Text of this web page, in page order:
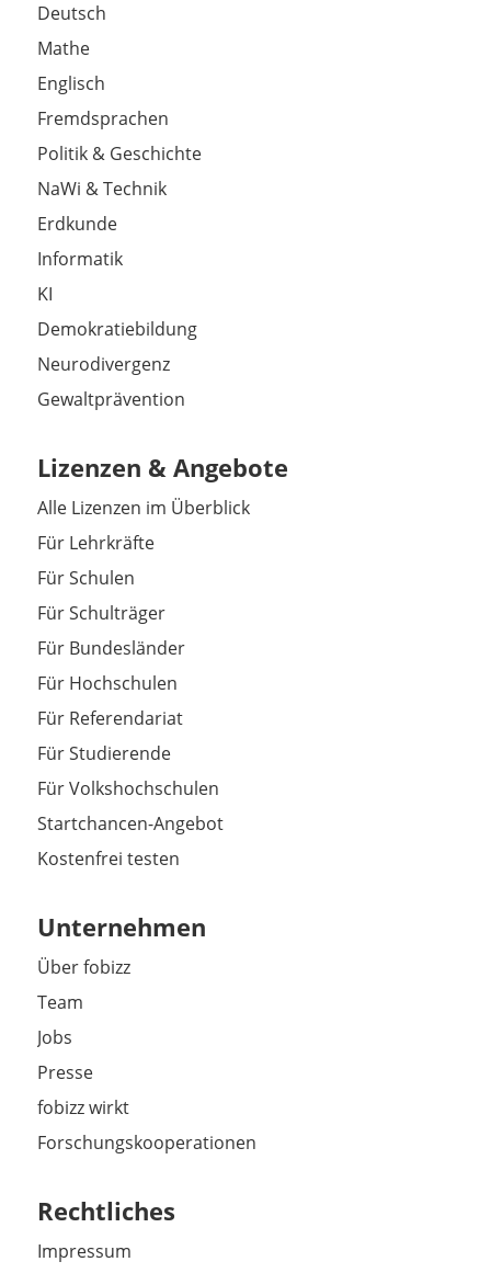
Deutsch
Mathe
Englisch
Fremdsprachen
Politik & Geschichte
NaWi & Technik
Erdkunde
Informatik
KI
Demokratiebildung
Neurodivergenz
Gewaltprävention
Lizenzen & Angebote
Alle Lizenzen im Überblick
Für Lehrkräfte
Für Schulen
Für Schulträger
Für Bundesländer
Für Hochschulen
Für Referendariat
Für Studierende
Für Volkshochschulen
Startchancen-Angebot
Kostenfrei testen
Unternehmen
Über fobizz
Team
Jobs
Presse
fobizz wirkt
Forschungskooperationen
Rechtliches
Impressum